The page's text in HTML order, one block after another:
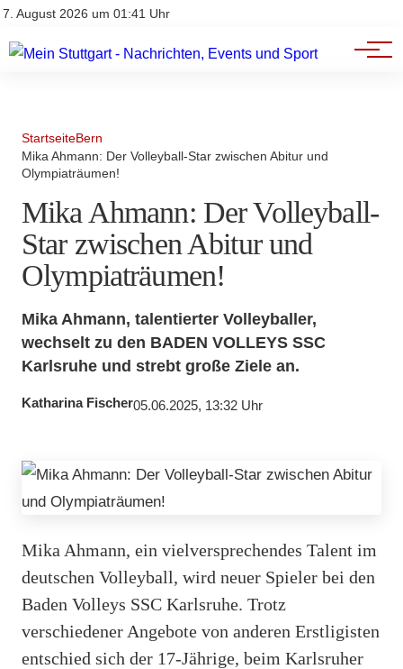
7. August 2026 um 01:41 Uhr
Impressum
Branchenbuch
Werbung
StartseiteBern
Mika Ahmann: Der Volleyball-Star zwischen Abitur und
Olympiaträumen!
Mika Ahmann: Der Volleyball-
Star zwischen Abitur und
Olympiaträumen!
Mika Ahmann, talentierter Volleyballer,
wechselt zu den BADEN VOLLEYS SSC
Karlsruhe und strebt große Ziele an.
Katharina Fischer05.06.2025, 13:32 Uhr
Mika Ahmann, ein vielversprechendes Talent im
deutschen Volleyball, wird neuer Spieler bei den
Baden Volleys SSC Karlsruhe. Trotz
verschiedener Angebote von anderen Erstligisten
entschied sich der 17-Jährige, beim Karlsruher